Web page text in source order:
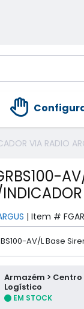
VIA RADIO
| Item #
AV/L Base
Armazém > Centro
Logístico
EM STOCK